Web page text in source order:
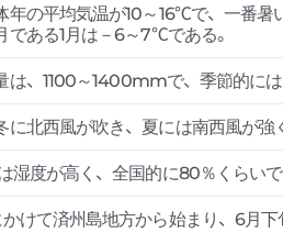
年の平均気温が10～16℃で、一番暑
である1月は－6～7℃である。
は、1100～1400mmで、季節的に
に北西風が吹き、夏には南西風が強
湿度が高く、全国的に80％くらい
けて済州島地方から始まり、6月